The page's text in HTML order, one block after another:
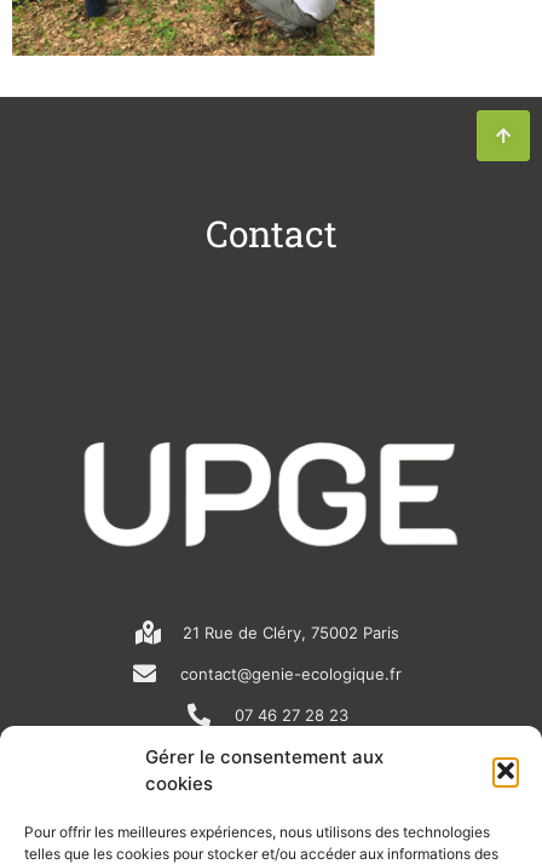
Gérer le consentement aux
cookies
Pour offrir les meilleures expériences, nous utilisons des technologies
telles que les cookies pour stocker et/ou accéder aux informations des
Contact
21 Rue de Cléry, 75002 Paris
contact@genie-ecologique.fr
07 46 27 28 23
N
e
i
o